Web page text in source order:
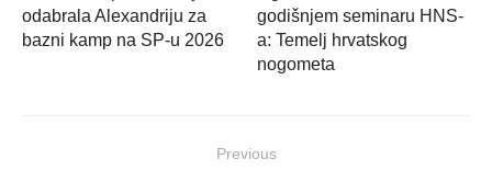
odabrala Alexandriju za
bazni kamp na SP-u 2026
godišnjem seminaru HNS-
a: Temelj hrvatskog
nogometa
Previous